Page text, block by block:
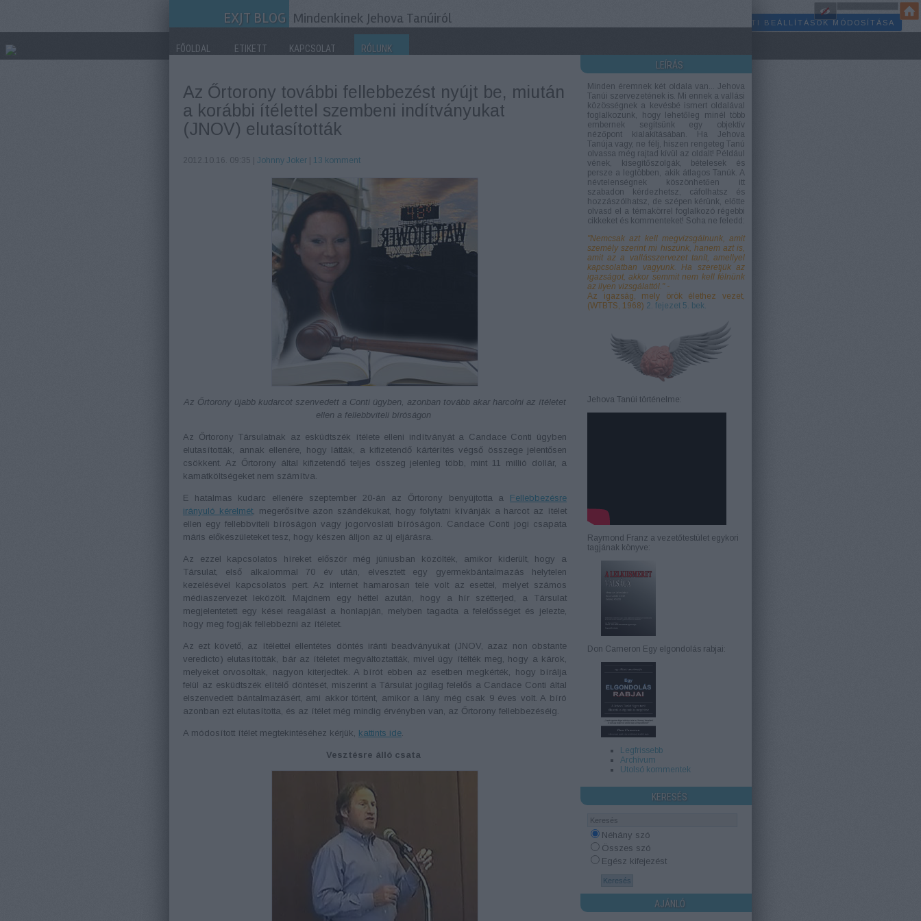
EXJT BLOG Mindenkinek Jehova Tanúiról
FŐOLDAL ETIKETT KAPCSOLAT
RÓLUNK
LEÍRÁS
Minden éremnek két oldala van... Jehova
Tanúi szervezetének is. Mi ennek a vallási
közösségnek a kevésbé ismert oldalával
foglalkozunk, hogy lehetőleg minél több
embernek segítsünk egy objektív
nézőpont kialakításában. Ha Jehova
Tanúja vagy, ne félj, hiszen rengeteg Tanú
olvassa még rajtad kívül az oldalt! Például
vének, kisegítőszolgák, bételesek és
persze a legtöbben, akik átlagos Tanúk. A
névtelenségnek köszönhetően itt
szabadon kérdezhetsz, cáfolhatsz és
hozzászólhatsz, de szépen kérünk, előtte
olvasd el a témakörrel foglalkozó régebbi
cikkeket és kommenteket! Soha ne feledd:
"Nemcsak azt kell megvizsgálnunk, amit
személy szerint mi hiszünk, hanem azt is,
amit az a vallásszervezet tanít, amellyel
kapcsolatban vagyunk. Ha szeretjük az
igazságot, akkor semmit nem kell félnünk
az ilyen vizsgálattól."-
Az igazság, mely örök élethez vezet,
(WTBTS, 1968) 2. fejezet 5. bek.
Jehova Tanúi történelme:
Raymond Franz a vezetőtestület egykori
tagjának könyve:
Don Cameron Egy elgondolás rabjai:
Legfrissebb
Archívum
Utolsó kommentek
KERESÉS
Néhány szó
Összes szó
Egész kifejezést
AJÁNLÓ
Az Őrtorony további fellebbezést nyújt be, miután
a korábbi ítélettel szembeni indítványukat
(JNOV) elutasították
2012.10.16. 09:35 | Johnny Joker | 13 komment
Az Őrtorony újabb kudarcot szenvedett a Conti ügyben, azonban tovább akar harcolni az ítéletet
ellen a fellebbviteli bíróságon
Az Őrtorony Társulatnak az esküdtszék ítélete elleni indítványát a Candace Conti ügyben
elutasították, annak ellenére, hogy látták, a kifizetendő kártérítés végső összege jelentősen
csökkent. Az Őrtorony által kifizetendő teljes összeg jelenleg több, mint 11 millió dollár, a
kamatköltségeket nem számítva.
E hatalmas kudarc ellenére szeptember 20-án az Őrtorony benyújtotta a Fellebbezésre
irányuló kérelmét, megerősítve azon szándékukat, hogy folytatni kívánják a harcot az ítélet
ellen egy fellebbviteli bíróságon vagy jogorvoslati bíróságon. Candace Conti jogi csapata
máris előkészületeket tesz, hogy készen álljon az új eljárásra.
Az ezzel kapcsolatos híreket először még júniusban közölték, amikor kiderült, hogy a
Társulat, első alkalommal 70 év után, elvesztett egy gyermekbántalmazás helytelen
kezelésével kapcsolatos pert. Az internet hamarosan tele volt az esettel, melyet számos
médiaszervezet leközölt. Majdnem egy héttel azután, hogy a hír szétterjed, a Társulat
megjelentetett egy kései reagálást a honlapján, melyben tagadta a felelősséget és jelezte,
hogy meg fogják fellebbezni az ítéletet.
Az ezt követő, az ítélettel ellentétes döntés iránti beadványukat (JNOV, azaz non obstante
veredicto) elutasították, bár az ítéletet megváltoztatták, mivel úgy ítélték meg, hogy a károk,
melyeket orvosoltak, nagyon kiterjedtek. A bírót ebben az esetben megkérték, hogy bírálja
felül az esküdtszék elítélő döntését, miszerint a Társulat jogilag felelős a Candace Conti által
elszenvedett bántalmazásért, ami akkor történt, amikor a lány még csak 9 éves volt. A bíró
azonban ezt elutasította, és az ítélet még mindig érvényben van, az Őrtorony fellebbezéséig.
A módosított ítélet megtekintéséhez kérjük, kattints ide
Vesztésre álló csata
SÜTI BEÁLLÍTÁSOK MÓDOSÍTÁSA